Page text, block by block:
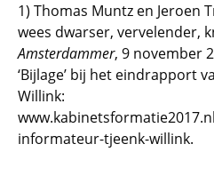
1) Thomas Muntz en Jeroen
wees dwarser, vervelender,
Amsterdammer, 9 november
‘Bijlage’ bij het eindrapport
Willink:
informateur-tjeenk-willink.